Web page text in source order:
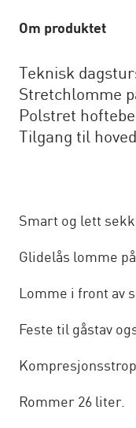
Om produktet
Teknisk
Stretchlomme
Polstret
Tilgang til
Smart og lett
Glidelås lomme
Lomme i front av
Feste til gåstav
Rommer 26 liter.